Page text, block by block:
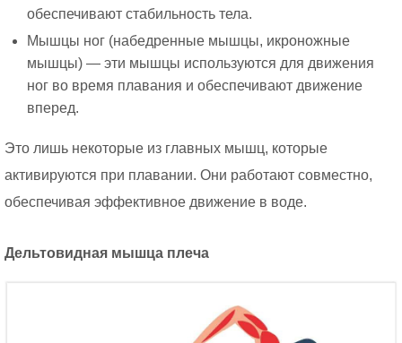
обеспечивают стабильность тела.
Мышцы ног (набедренные мышцы, икроножные
мышцы) — эти мышцы используются для движения
ног во время плавания и обеспечивают движение
вперед.
Это лишь некоторые из главных мышц, которые
активируются при плавании. Они работают совместно,
обеспечивая эффективное движение в воде.
Дельтовидная мышца плеча